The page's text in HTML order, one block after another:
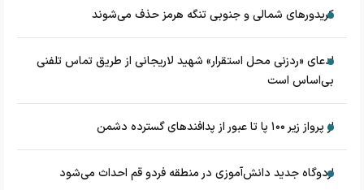
کریدورهای شمالی و جنوبی تنگه هرمز حذف می‌شوند
ادعای «ردزنی محل استقرار» شهید لاریجانی از طریق تماس تلفنی
بی‌اساس است
از پرواز زیر ۱۰۰ پا تا عبور از پدافند‌های گسترده دشمن
اردوگاه جدید دانش‌آموزی در منطقه فردو قم احداث می‌شود